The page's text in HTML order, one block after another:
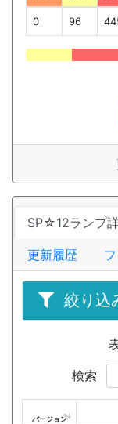
0 96
SP☆12ランプ
更新履歴
絞り込
検索
バージョン